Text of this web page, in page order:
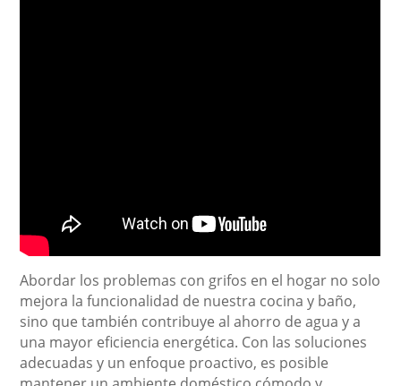
Abordar los problemas con grifos en el hogar no solo
mejora la funcionalidad de nuestra cocina y baño,
sino que también contribuye al ahorro de agua y a
una mayor eficiencia energética. Con las soluciones
adecuadas y un enfoque proactivo, es posible